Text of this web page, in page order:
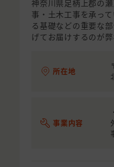
神奈川県足柄上郡の
事・土木工事を承っ
る基礎などの重要な
げてお届けするのが弊
所在地
事業内容